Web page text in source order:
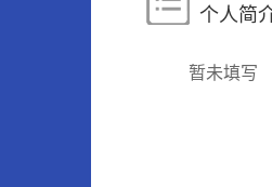
个人简
暂未填写